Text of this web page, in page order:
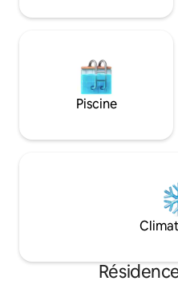
matelas gonflables
Piscine